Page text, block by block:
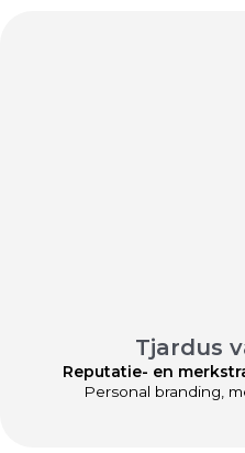
Tjardus
Reputatie- en
Personal branding,